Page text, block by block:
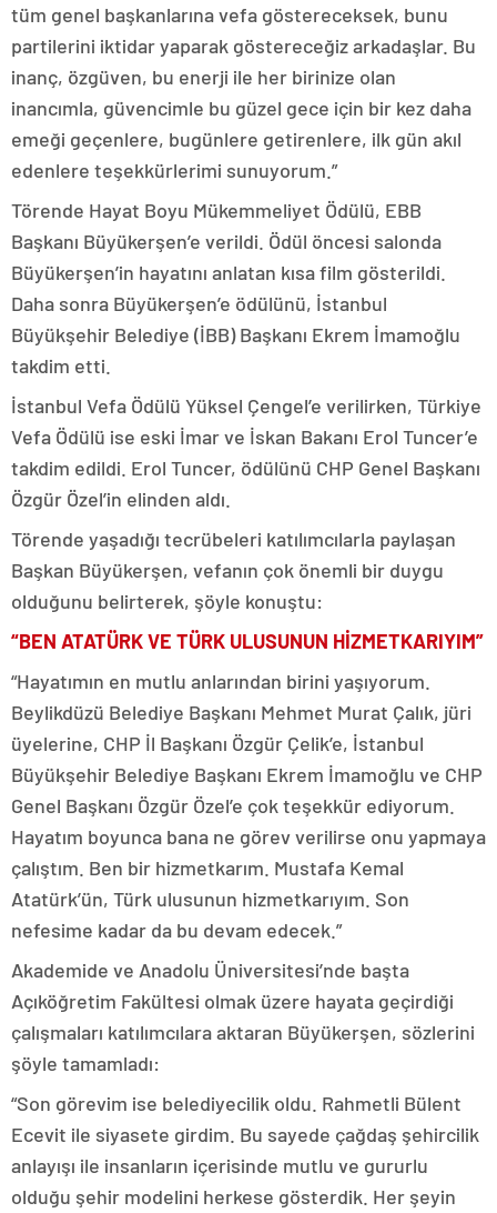
tüm genel başkanlarına vefa göstereceksek, bunu
partilerini iktidar yaparak göstereceğiz arkadaşlar. Bu
inanç, özgüven, bu enerji ile her birinize olan
inancımla, güvencimle bu güzel gece için bir kez daha
emeği geçenlere, bugünlere getirenlere, ilk gün akıl
edenlere teşekkürlerimi sunuyorum.”
Törende Hayat Boyu Mükemmeliyet Ödülü, EBB
Başkanı Büyükerşen’e verildi. Ödül öncesi salonda
Büyükerşen’in hayatını anlatan kısa film gösterildi.
Daha sonra Büyükerşen’e ödülünü, İstanbul
Büyükşehir Belediye (İBB) Başkanı Ekrem İmamoğlu
takdim etti.
İstanbul Vefa Ödülü Yüksel Çengel’e verilirken, Türkiye
Vefa Ödülü ise eski İmar ve İskan Bakanı Erol Tuncer’e
takdim edildi. Erol Tuncer, ödülünü CHP Genel Başkanı
Özgür Özel’in elinden aldı.
Törende yaşadığı tecrübeleri katılımcılarla paylaşan
Başkan Büyükerşen, vefanın çok önemli bir duygu
olduğunu belirterek, şöyle konuştu:
“BEN ATATÜRK VE TÜRK ULUSUNUN HİZMETKARIYIM”
“Hayatımın en mutlu anlarından birini yaşıyorum.
Beylikdüzü Belediye Başkanı Mehmet Murat Çalık, jüri
üyelerine, CHP İl Başkanı Özgür Çelik’e, İstanbul
Büyükşehir Belediye Başkanı Ekrem İmamoğlu ve CHP
Genel Başkanı Özgür Özel’e çok teşekkür ediyorum.
Hayatım boyunca bana ne görev verilirse onu yapmaya
çalıştım. Ben bir hizmetkarım. Mustafa Kemal
Atatürk’ün, Türk ulusunun hizmetkarıyım. Son
nefesime kadar da bu devam edecek.”
Akademide ve Anadolu Üniversitesi’nde başta
Açıköğretim Fakültesi olmak üzere hayata geçirdiği
çalışmaları katılımcılara aktaran Büyükerşen, sözlerini
şöyle tamamladı:
“Son görevim ise belediyecilik oldu. Rahmetli Bülent
Ecevit ile siyasete girdim. Bu sayede çağdaş şehircilik
anlayışı ile insanların içerisinde mutlu ve gururlu
olduğu şehir modelini herkese gösterdik. Her şeyin